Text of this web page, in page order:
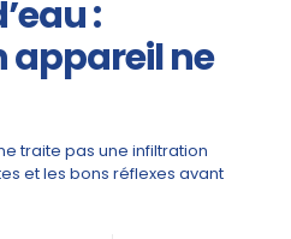
:
appareil ne
traite pas une infiltration
et les bons réflexes avant